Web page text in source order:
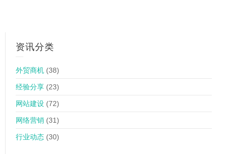
资讯分类
外贸商机 (38)
经验分享 (23)
网站建设 (72)
网络营销 (31)
行业动态 (30)